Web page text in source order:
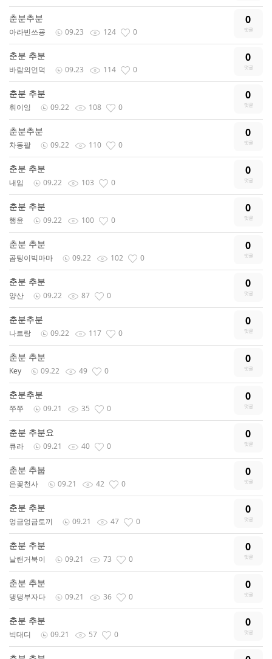
춘분추분 0
아라빈쓰굥 09.23 124 0
춘분 추분 0
바람의언덕 09.23 114 0
춘분 추분 0
휘이잉 09.22 108 0
춘분추분 0
차동팔 09.22 110 0
춘분 추분 0
내임 09.22 103 0
춘분 추분 0
행윤 09.22 100 0
춘분 추분 0
곰팅이빅마마 09.22 102 0
춘분 추분 0
양산 09.22 87 0
춘분추분 0
나트랑 09.22 117 0
춘분 추분 0
Key 09.22 49 0
춘분추분 0
쭈쭈 09.21 35 0
춘분 추분요 0
큐라 09.21 40 0
춘분 추붑 0
은꽃천사 09.21 42 0
춘분 추분 0
엉금엉금토끼 09.21 47 0
춘분 추분 0
날랜거북이 09.21 73 0
춘분 추분 0
댕댕부자다 09.21 36 0
춘분 추분 0
빅대디 09.21 57 0